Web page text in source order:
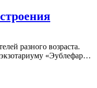
разного возраста.
«Эублефар…